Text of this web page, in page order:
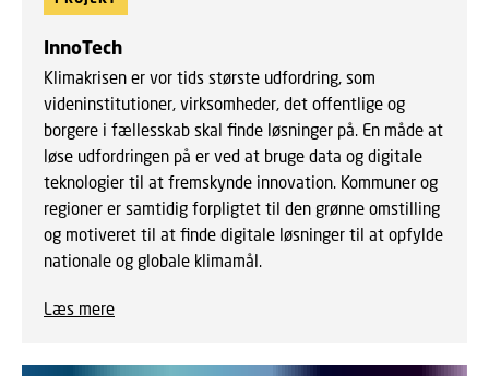
InnoTech
Klimakrisen er vor tids største udfordring, som
videninstitutioner, virksomheder, det offentlige og
borgere i fællesskab skal finde løsninger på. En måde at
løse udfordringen på er ved at bruge data og digitale
teknologier til at fremskynde innovation. Kommuner og
regioner er samtidig forpligtet til den grønne omstilling
og motiveret til at finde digitale løsninger til at opfylde
nationale og globale klimamål.
Læs mere